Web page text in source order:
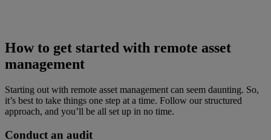
How to get started with remote asset
management
Starting out with remote asset management can seem daunting. So,
it’s best to take things one step at a time. Follow our structured
approach, and you’ll be all set up in no time.
Conduct an audit